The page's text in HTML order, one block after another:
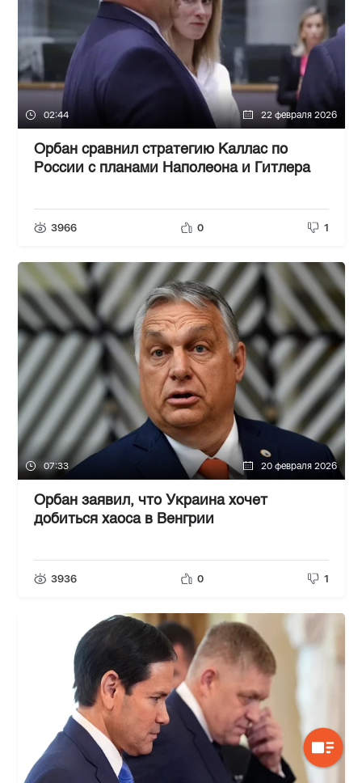
02:44 22 февраля 2026
Орбан сравнил стратегию Каллас по
России с планами Наполеона и Гитлера
3966 0 1
07:33 20 февраля 2026
Орбан заявил, что Украина хочет
добиться хаоса в Венгрии
3936 0 1